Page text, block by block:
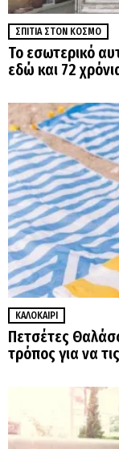
ΣΠΊΤΙΑ ΣΤΟΝ ΚΌΣΜΟ
Το εσωτερικό
εδώ και 72
ΚΑΛΟΚΑΊΡΙ
Πετσέτες
τρόπος για να